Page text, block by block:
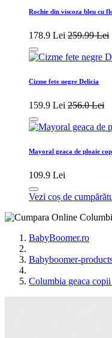
Rochie din viscoza bleu cu
178.9 Lei 259.99 Lei
Cizme fete negre Delicia
159.9 Lei 256.0 Lei
Mayoral geaca de ploaie
109.9 Lei
Vezi coș de
BabyBoomer.ro
Babyboomer-
Columbia geaca